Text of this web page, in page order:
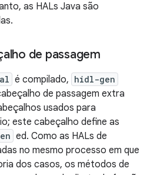
as HALs Java são
de passagem
é compilado, hidl-gen
de passagem extra
usados ​​para
este cabeçalho define as
ed. Como as HALs de
no mesmo processo em que
dos casos, os métodos de